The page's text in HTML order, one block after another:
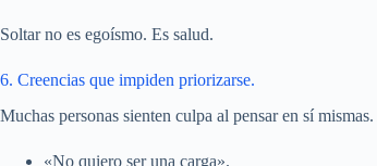
Soltar no es egoísmo. Es salud.
6. Creencias que impiden priorizarse.
Muchas personas sienten culpa al pensar en sí
«No quiero ser una carga».